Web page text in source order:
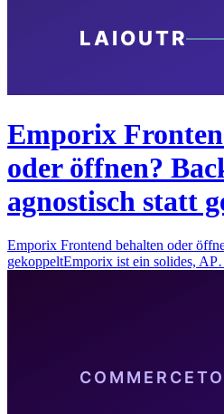
Emporix
oder öffnen?
agnostisch statt
Emporix Frontend behalten oder
gekoppeltEmporix ist ein solides,